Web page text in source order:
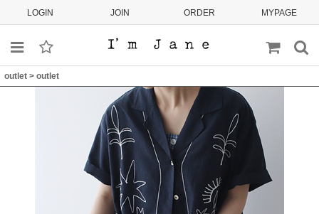
LOGIN JOIN ORDER MYPAGE
outlet > outlet